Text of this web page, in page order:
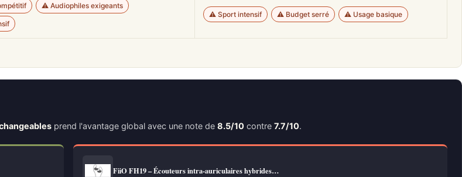
⚠️ Audiophiles exigeants
⚠️ Sport intensif ⚠️ Budget serré ⚠️ Usage basique
prend l'avantage global avec une note de 8.5/10 contre 7.7/10.
FiiO FH19 – Écouteurs intra-auriculaires hybrides…